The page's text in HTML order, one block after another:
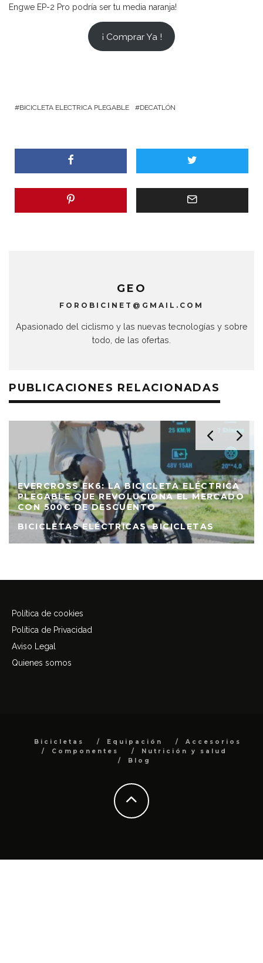
Engwe EP-2 Pro podría ser tu media naranja!
¡ Comprar Ya !
BICICLETA ELECTRICA PLEGABLE DECATLÓN
GEO
FOROBICINET@GMAIL.COM
Apasionado del ciclismo y las nuevas tecnologías y sobre
todo, de las ofertas.
PUBLICACIONES RELACIONADAS
EVERCROSS EK6: LA BICICLETA ELÉCTRICA
PLEGABLE QUE REVOLUCIONA EL MERCADO
CON 500€ DE DESCUENTO
BICICLETAS ELÉCTRICAS BICICLETAS
Política de cookies
Política de Privacidad
Aviso Legal
Quienes somos
Bicicletas Equipación
Accesorios
Componentes
Nutrición y salud
Blog